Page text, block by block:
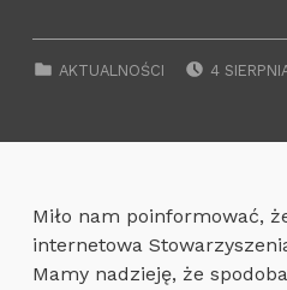
AKTUALNOŚCI 4
Miło nam poinformować,
internetowa
Mamy nadzieję, że